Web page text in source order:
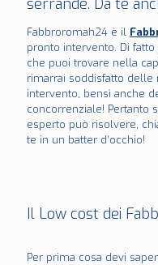
serrande. Da te
Fabbroromah24 è il
pronto intervento. Di
che puoi trovare nella
rimarrai soddisfatto
intervento, bensì anche
concorrenziale! Pertanto
esperto può risolvere,
te in un batter d’occhio!
Il Low cost dei
Per prima cosa devi